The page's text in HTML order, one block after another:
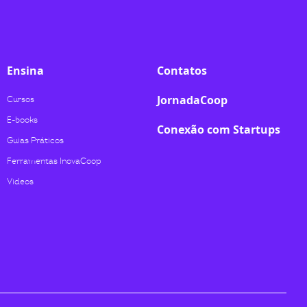
Ensina
Cursos
E-books
Guias Práticos
Ferramentas InovaCoop
Videos
Contatos
JornadaCoop
Conexão com Startups